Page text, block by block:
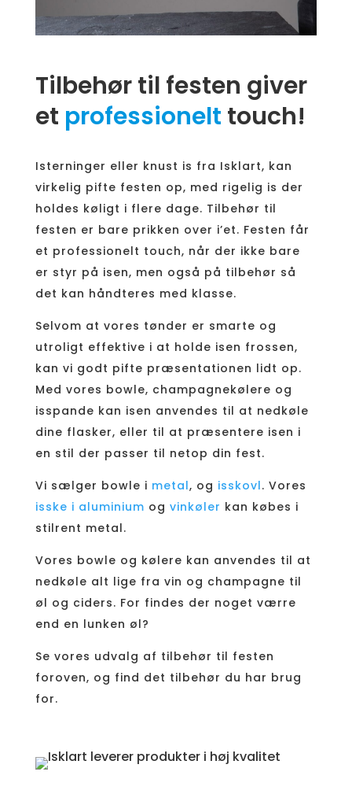
Tilbehør til festen giver
et professionelt touch!
Isterninger eller knust is fra Isklart, kan
virkelig pifte festen op, med rigelig is der
holdes køligt i flere dage. Tilbehør til
festen er bare prikken over i’et. Festen får
et professionelt touch, når der ikke bare
er styr på isen, men også på tilbehør så
det kan håndteres med klasse.
Selvom at vores tønder er smarte og
utroligt effektive i at holde isen frossen,
kan vi godt pifte præsentationen lidt op.
Med vores bowle, champagnekølere og
isspande kan isen anvendes til at nedkøle
dine flasker, eller til at præsentere isen i
en stil der passer til netop din fest.
Vi sælger bowle i metal, og isskovl. Vores
isske i aluminium og vinkøler kan købes i
stilrent metal.
Vores bowle og kølere kan anvendes til at
nedkøle alt lige fra vin og champagne til
øl og ciders. For findes der noget værre
end en lunken øl?
Se vores udvalg af tilbehør til festen
foroven, og find det tilbehør du har brug
for.